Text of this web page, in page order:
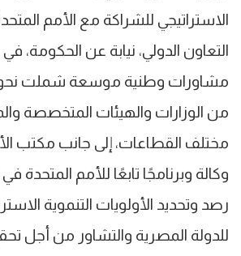
الاستراتيجي للشراكة مع الأمم
من الوزارات والهيئات المتخصصة
وكالة وبرنامجًا تابعًا للأمم
رصد وتحديد الأولويات التنموية
للدولة المصرية والتشاور من أجل